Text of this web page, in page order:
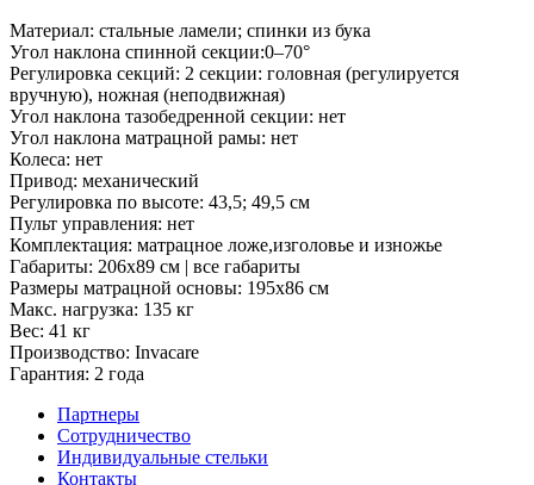
Материал: стальные ламели; спинки из бука
Угол наклона спинной секции:0–70°
Регулировка секций: 2 секции: головная (регулируется
вручную), ножная (неподвижная)
Угол наклона тазобедренной секции: нет
Угол наклона матрацной рамы: нет
Колеса: нет
Привод: механический
Регулировка по высоте: 43,5; 49,5 см
Пульт управления: нет
Комплектация: матрацное ложе,изголовье и изножье
Габариты: 206х89 см | все габариты
Размеры матрацной основы: 195х86 см
Макс. нагрузка: 135 кг
Вес: 41 кг
Производство: Invacare
Гарантия: 2 года
Партнеры
Сотрудничество
Индивидуальные стельки
Контакты